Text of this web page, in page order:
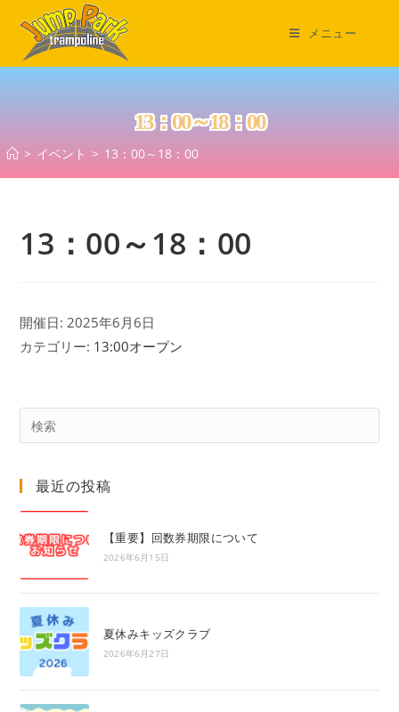
ス
メニュー
13：00～18：00
> イベント > 13：00～18：00
13：00～18：00
開催日: 2025年6月6日
カテゴリー: 13:00オープン
最近の投稿
【重要】回数券期限について
2026年6月15日
夏休みキッズクラブ
2026年6月27日